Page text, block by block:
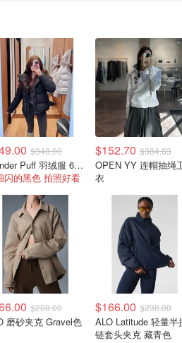
$348.00
Wunder Puff 羽绒服 600蓬松度
闪的黑色 拍照好看
$152.70 $384.83
OPEN YY 连帽抽绳
衣
$208.00
磨砂夹克 Gravel色
$166.00 $238.00
ALO Latitude 轻量半
链套头夹克 藏青色